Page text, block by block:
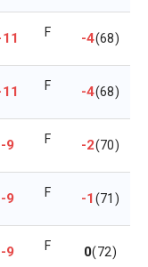
F -4(68)
F -4(68)
-9 F -2(70)
-9 F -1(71)
-9 F 0(72)